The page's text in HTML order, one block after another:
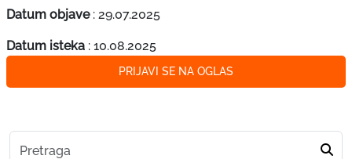
Datum objave: 29.07.2025
Datum isteka : 10.08.2025
PRIJAVI SE NA OGLAS